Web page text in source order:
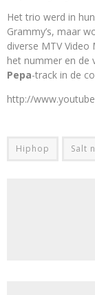
Het trio werd in
Grammy’s, maar
diverse MTV Video
het nummer en de
Pepa-track in de
http://
Hiphop Salt